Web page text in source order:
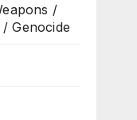
/
Genocide